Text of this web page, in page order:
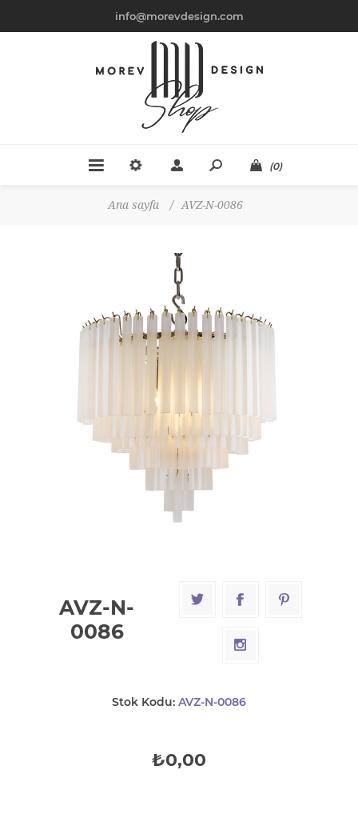
info@morevdesign.com
(0)
Ana sayfa / AVZ-N-0086
AVZ-N-
0086
Stok Kodu: AVZ-N-0086
₺0,00